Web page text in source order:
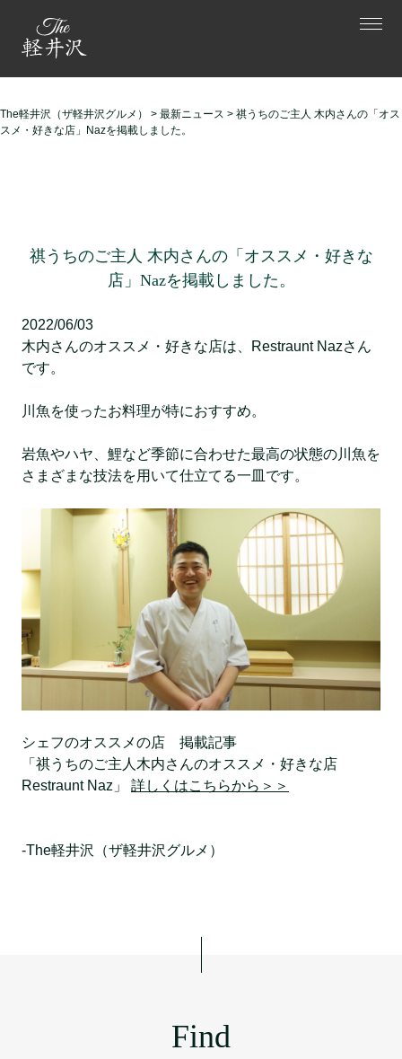
The軽井沢（ザ軽井沢グルメ） > 最新ニュース > 祺うちのご主人 木内さんの「オス
スメ・好きな店」Nazを掲載しました。
祺うちのご主人 木内さんの「オススメ・好きな
店」Nazを掲載しました。
2022/06/03
木内さんのオススメ・好きな店は、Restraunt Nazさん
です。
川魚を使ったお料理が特におすすめ。
岩魚やハヤ、鯉など季節に合わせた最高の状態の川魚を
さまざまな技法を用いて仕立てる一皿です。
シェフのオススメの店 掲載記事
「祺うちのご主人木内さんのオススメ・好きな店
Restraunt Naz」 詳しくはこちらから＞＞
-The軽井沢（ザ軽井沢グルメ）
Find